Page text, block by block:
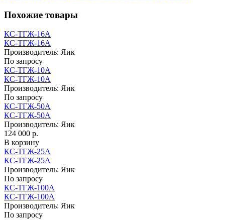
Похожие товары
КС-ТГЖ-16А
КС-ТГЖ-16А
Производитель: Яик
По запросу
КС-ТГЖ-10А
КС-ТГЖ-10А
Производитель: Яик
По запросу
КС-ТГЖ-50А
КС-ТГЖ-50А
Производитель: Яик
124 000 р.
В корзину
КС-ТГЖ-25А
КС-ТГЖ-25А
Производитель: Яик
По запросу
КС-ТГЖ-100А
КС-ТГЖ-100А
Производитель: Яик
По запросу